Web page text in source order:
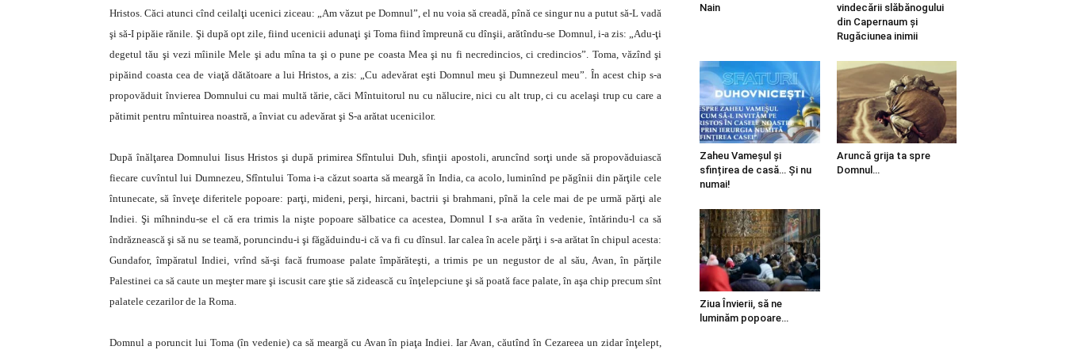
Hristos. Căci atunci cînd ceilalţi ucenici ziceau: „Am văzut pe Domnul”, el nu voia să creadă, pînă ce singur nu a putut să-L vadă
şi să-I pipăie rănile. Şi după opt zile, fiind ucenicii adunaţi şi Toma fiind împreună cu dînşii, arătîndu-se Domnul, i-a zis: „Adu-ţi
degetul tău şi vezi mîinile Mele şi adu mîna ta şi o pune pe coasta Mea şi nu fi necredincios, ci credincios”. Toma, văzînd şi
pipăind coasta cea de viaţă dătătoare a lui Hristos, a zis: „Cu adevărat eşti Domnul meu şi Dumnezeul meu”. În acest chip s-a
propovăduit învierea Domnului cu mai multă tărie, căci Mîntuitorul nu cu nălucire, nici cu alt trup, ci cu acelaşi trup cu care a
pătimit pentru mîntuirea noastră, a înviat cu adevărat şi S-a arătat ucenicilor.
După înălţarea Domnului Iisus Hristos şi după primirea Sfîntului Duh, sfinţii apostoli, aruncînd sorţi unde să propovăduiască
fiecare cuvîntul lui Dumnezeu, Sfîntului Toma i-a căzut soarta să meargă în India, ca acolo, luminînd pe păgînii din părţile cele
întunecate, să înveţe diferitele popoare: parţi, mideni, perşi, hircani, bactrii şi brahmani, pînă la cele mai de pe urmă părţi ale
Indiei. Şi mîhnindu-se el că era trimis la nişte popoare sălbatice ca acestea, Domnul I s-a arăta în vedenie, întărindu-l ca să
îndrăznească şi să nu se teamă, poruncindu-i şi făgăduindu-i că va fi cu dînsul. Iar calea în acele părţi i s-a arătat în chipul acesta:
Gundafor, împăratul Indiei, vrînd să-şi facă frumoase palate împărăteşti, a trimis pe un negustor de al său, Avan, în părţile
Palestinei ca să caute un meşter mare şi iscusit care ştie să zidească cu înţelepciune şi să poată face palate, în aşa chip precum sînt
palatele cezarilor de la Roma.
Domnul a poruncit lui Toma (în vedenie) ca să meargă cu Avan în piaţa Indiei. Iar Avan, căutînd în Cezareea un zidar înţelept,
Nain
vindecării slăbănogului
din Capernaum și
Rugăciunea inimii
Zaheu Vameșul și
sfințirea de casă… Și nu
numai!
Aruncă grija ta spre
Domnul…
Ziua Învierii, să ne
luminăm popoare…